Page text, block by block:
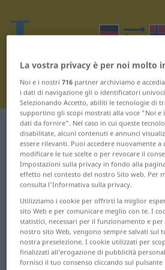
Dizionario Tedesco-Norvegese
Parole in tedesco
con C – City ...
City
clever
Clown
Code
Cola
La vostra privacy è per noi molto
Noi e i nostri716 partner archiviamo e
i dati di navigazione gli o identificatori
Selezionando Accetto, abiliti le tecnologie di
supportino gli scopi mostrati alla voce "Noi
dati da fornire". Nel caso in cui queste
disabilitate, alcuni contenuti e annunci
essere rilevanti. Puoi accedere nuovamente
modificare le tue scelte o per revocare il
Impostazioni sulla privacy in fondo alla
effetto nel contesto del nostro Sito web. Per
consulta l'Informativa sulla privacy.
Utilizziamo i cookie per offrirti la miglior
sito Web e per comunicare meglio con te. I
statistici, necessari per il funzionamento e per
nostro sito Web, vengono sempre salvati sul
nostra preselezione. I cookie utilizzati per
finalizzati all’erogazione di pubblicità
fornisci il tuo consenso cliccando sul pulsante